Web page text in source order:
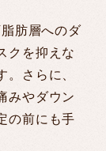
肪層へのダ
クを抑えな
。さらに、
みやダウン
の前にも手